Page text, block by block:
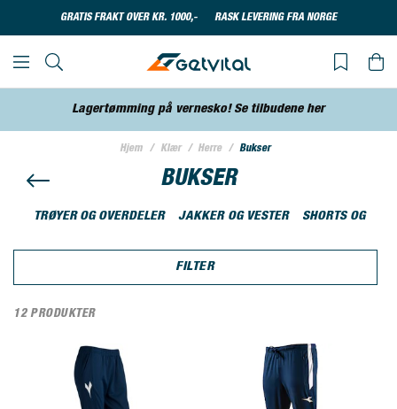
GRATIS FRAKT OVER KR. 1000,- RASK LEVERING FRA NORGE
Lagertømming på vernesko! Se tilbudene her
Hjem Klær Herre Bukser
BUKSER
TRØYER OG OVERDELER JAKKER OG VESTER SHORTS OG
FILTER
12 PRODUKTER